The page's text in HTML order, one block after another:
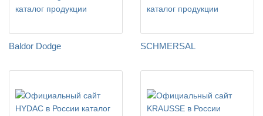
Baldor Dodge SCHMERSAL